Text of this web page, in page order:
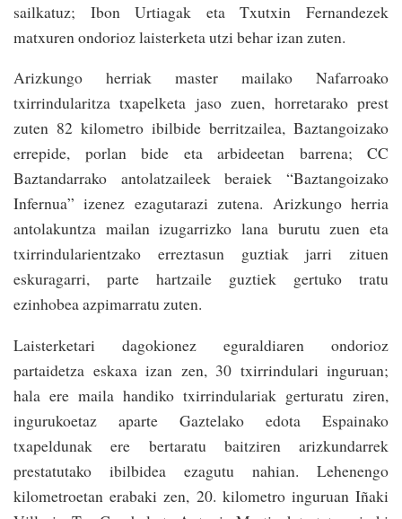
sailkatuz; Ibon Urtiagak eta Txutxin Fernandezek
matxuren ondorioz laisterketa utzi behar izan zuten.
Arizkungo herriak master mailako Nafarroako
txirrindularitza txapelketa jaso zuen, horretarako prest
zuten 82 kilometro ibilbide berritzailea, Baztangoizako
errepide, porlan bide eta arbideetan barrena; CC
Baztandarrako antolatzaileek beraiek “Baztangoizako
Infernua” izenez ezagutarazi zutena. Arizkungo herria
antolakuntza mailan izugarrizko lana burutu zuen eta
txirrindularientzako erreztasun guztiak jarri zituen
eskuragarri, parte hartzaile guztiek gertuko tratu
ezinhobea azpimarratu zuten.
Laisterketari dagokionez eguraldiaren ondorioz
partaidetza eskaxa izan zen, 30 txirrindulari inguruan;
hala ere maila handiko txirrindulariak gerturatu ziren,
ingurukoetaz aparte Gaztelako edota Espainako
txapeldunak ere bertaratu baitziren arizkundarrek
prestatutako ibilbidea ezagutu nahian. Lehenengo
kilometroetan erabaki zen, 20. kilometro inguruan Iñaki